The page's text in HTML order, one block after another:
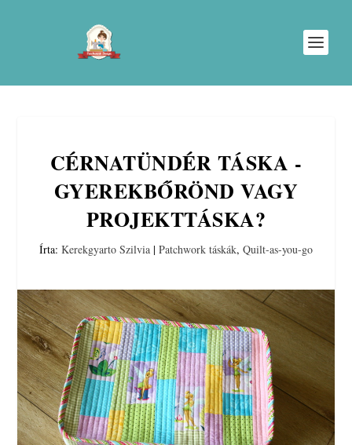
CÉRNATÜNDÉR TÁSKA -
GYEREKBŐRÖND VAGY
PROJEKTTÁSKA?
Írta: Kerekgyarto Szilvia | Patchwork táskák, Quilt-as-you-go